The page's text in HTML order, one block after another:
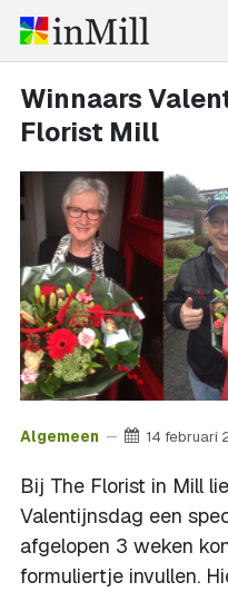
Winnaars
Florist Mill
Algemeen 14 februari
Bij The Florist in Mill
Valentijnsdag een
afgelopen 3 weken
formuliertje invullen.